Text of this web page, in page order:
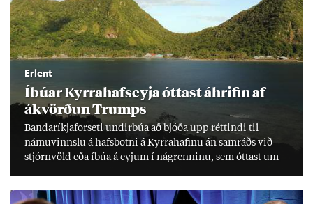
Erlent
Íbú­ar Kyrra­hafs­eyja ótt­ast áhrif­in af
ákvörð­un Trumps
Banda­ríkja­for­seti und­ir­búa að bjóða upp rétt­indi til
námu­vinnslu á hafs­botni á Kyrra­haf­inu án sam­ráðs við
stjórn­völd eða íbúa á eyj­um í ná­grenn­inu, sem ótt­ast um